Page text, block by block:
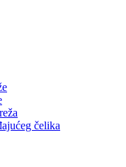
čelika